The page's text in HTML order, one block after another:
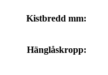
Kistbredd mm:
Hänglåskropp: